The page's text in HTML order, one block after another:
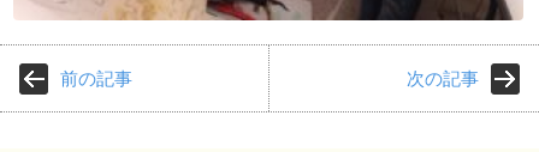
前の記事 次の記事